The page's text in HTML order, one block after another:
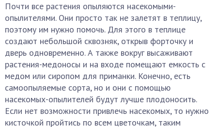
Почти все растения опыляются насекомыми-
опылителями. Они просто так не залетят в теплицу,
поэтому им нужно помочь. Для этого в теплице
создают небольшой сквозняк, открыв форточку и
дверь одновременно. А также вокруг высаживают
растения-медоносы и на входе помещают емкость с
медом или сиропом для приманки. Конечно, есть
самоопыляемые сорта, но и они с помощью
насекомых-опылителей будут лучше плодоносить.
Если нет возможности привлечь насекомых, то нужно
кисточкой пройтись по всем цветочкам, таким